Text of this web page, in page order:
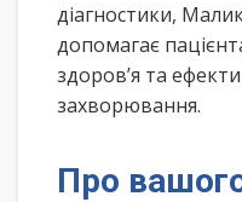
діагностики,
допомагає
здоров’я та
захворювання.
Про